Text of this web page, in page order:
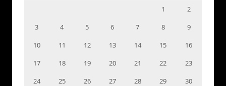
1
2
3
4 5 6 7 8
9
10
11 12 13 14 15
16
17
18 19 20 21 22
23
24
25 26 27 28 29
30